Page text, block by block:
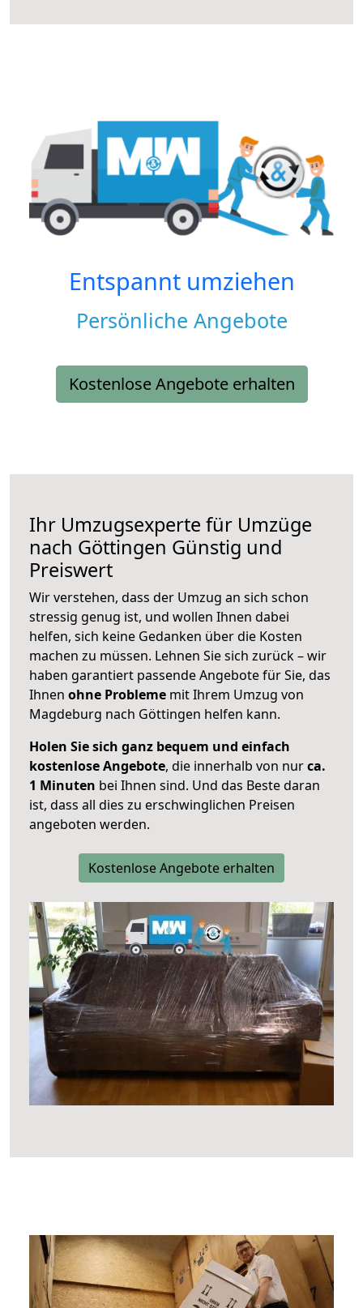
Entspannt umziehen
Persönliche Angebote
Kostenlose Angebote erhalten
Ihr Umzugsexperte für Umzüge
nach Göttingen Günstig und
Preiswert
Wir verstehen, dass der Umzug an sich schon
stressig genug ist, und wollen Ihnen dabei
helfen, sich keine Gedanken über die Kosten
machen zu müssen. Lehnen Sie sich zurück – wir
haben garantiert passende Angebote für Sie, das
Ihnen ohne Probleme mit Ihrem Umzug von
Magdeburg nach Göttingen helfen kann.
Holen Sie sich ganz bequem und einfach
kostenlose Angebote, die innerhalb von nurca.
1 Minuten bei Ihnen sind. Und das Beste daran
ist, dass all dies zu erschwinglichen Preisen
angeboten werden.
Kostenlose Angebote erhalten